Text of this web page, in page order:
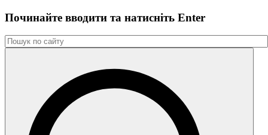
Починайте вводити та натиснiть Enter